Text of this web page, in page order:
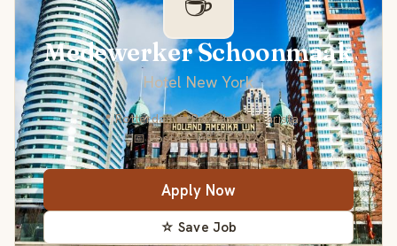
Medewerker Schoonmaak
Hotel New York
📍 Rotterdam💼 Part-time👤 Barista
📅 Posted Jun 30, 2026
Apply Now
☆ Save Job